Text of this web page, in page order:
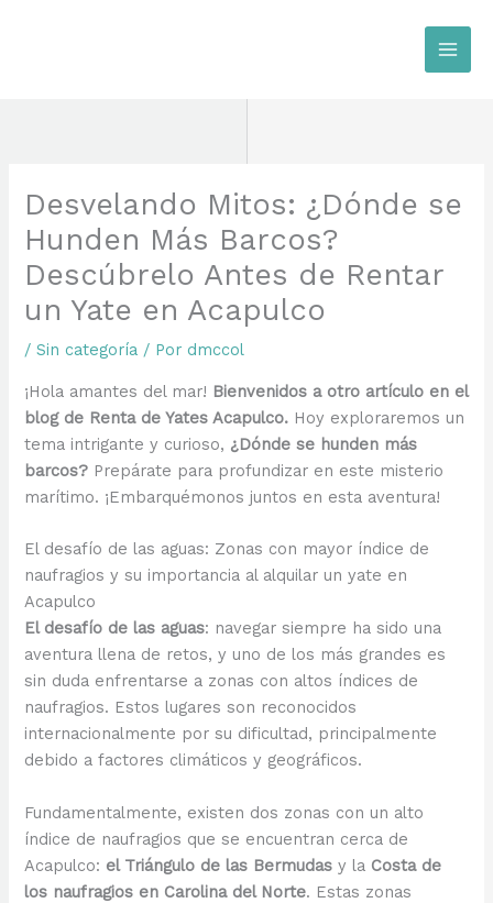
Desvelando Mitos: ¿Dónde se
Hunden Más Barcos?
Descúbrelo Antes de Rentar
un Yate en Acapulco
/Sin categoría / Por dmccol
¡Hola amantes del mar! Bienvenidos a otro artículo en el
blog de Renta de Yates Acapulco. Hoy exploraremos un
tema intrigante y curioso, ¿Dónde se hunden más
barcos? Prepárate para profundizar en este misterio
marítimo. ¡Embarquémonos juntos en esta aventura!
El desafío de las aguas: Zonas con mayor índice de
naufragios y su importancia al alquilar un yate en
Acapulco
El desafío de las aguas: navegar siempre ha sido una
aventura llena de retos, y uno de los más grandes es
sin duda enfrentarse a zonas con altos índices de
naufragios. Estos lugares son reconocidos
internacionalmente por su dificultad, principalmente
debido a factores climáticos y geográficos.
Fundamentalmente, existen dos zonas con un alto
índice de naufragios que se encuentran cerca de
Acapulco: el Triángulo de las Bermudas y la Costa de
los naufragios en Carolina del Norte. Estas zonas